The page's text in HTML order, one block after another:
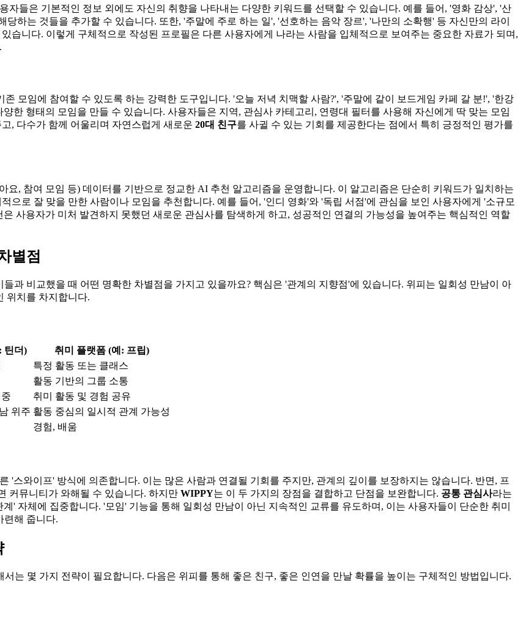
자들은 기본적인 정보 외에도 자신의 취향을 나타내는 다양한 키워드를 선택할 수 있습니다. 예를 들어, '영화 감상', '산
하는 것들을 추가할 수 있습니다. 또한, '주말에 주로 하는 일', '선호하는 음악 장르', '나만의 소확행' 등 자신만의 라이
습니다. 이렇게 구체적으로 작성된 프로필은 다른 사용자에게 나라는 사람을 입체적으로 보여주는 중요한 자료가 되며,
존 모임에 참여할 수 있도록 하는 강력한 도구입니다. '오늘 저녁 치맥할 사람?', '주말에 같이 보드게임 카페 갈 분!', '한강
한 형태의 모임을 만들 수 있습니다. 사용자들은 지역, 관심사 카테고리, 연령대 필터를 사용해 자신에게 딱 맞는 모임
, 다수가 함께 어울리며 자연스럽게 새로운 20대 친구를 사귈 수 있는 기회를 제공한다는 점에서 특히 긍정적인 평가를
요, 참여 모임 등) 데이터를 기반으로 정교한 AI 추천 알고리즘을 운영합니다. 이 알고리즘은 단순히 키워드가 일치하는
으로 잘 맞을 만한 사람이나 모임을 추천합니다. 예를 들어, '인디 영화'와 '독립 서점'에 관심을 보인 사용자에게 '소규모
사용자가 미처 발견하지 못했던 새로운 관심사를 탐색하게 하고, 성공적인 연결의 가능성을 높여주는 핵심적인 역할
별점
과 비교했을 때 어떤 명확한 차별점을 가지고 있을까요? 핵심은 '관계의 지향점'에 있습니다. 위피는 일회성 만남이 아
위치를 차지합니다.
틴더)
취미 플랫폼 (예: 프립)
특정 활동 또는 클래스
활동 기반의 그룹 소통
취미 활동 및 경험 공유
위주 활동 중심의 일시적 관계 가능성
경험, 배움
'스와이프' 방식에 의존합니다. 이는 많은 사람과 연결될 기회를 주지만, 관계의 깊이를 보장하지는 않습니다. 반면, 프
커뮤니티가 와해될 수 있습니다. 하지만 WIPPY는 이 두 가지의 장점을 결합하고 단점을 보완합니다. 공통 관심사라는
' 자체에 집중합니다. '모임' 기능을 통해 일회성 만남이 아닌 지속적인 교류를 유도하며, 이는 사용자들이 단순한 취미
련해 줍니다.
는 몇 가지 전략이 필요합니다. 다음은 위피를 통해 좋은 친구, 좋은 인연을 만날 확률을 높이는 구체적인 방법입니다.